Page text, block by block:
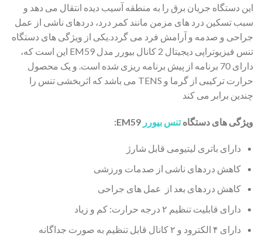
این دستگاه جریان برق را به منطقه آسیب دیده انتقال می دهد و
سبب تسکین درد های مزمن مانند کمر درد، دردهای ناشی از عمل
جراحی و صدمه و آرامش فرد می گردد.یکی از ویژگی های دستگاه
تنس فیزیوتراپی دیجیتال 2 کانال بیورر مدل EM59 این است که،
دارای 70 برنامه از پیش برنامه ریزی شده است. و یک محصول
حرارت ترکیبی از گرما و TENS می باشد که اثربخشی تنس را
چندین برابر می کند
ویژگی های دستگاهتنس بیورر
دارای باتری لیتیومی قابل شارژ
کاهش دردهای ناشی از صدمات ورزشی
کاهش دردهای بعد از عمل های جراحی
دارای قابلیت تنظیم ۲ درجه حرارت: کم و زیاد
دارای ۴ الکترود و ۲ کانال قابل تنظیم به صورت جداگانه